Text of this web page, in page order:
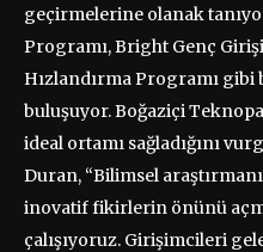
geçirmelerine olanak
Programı, Bright Genç
Hızlandırma Programı
buluşuyor. Boğaziçi
ideal ortamı sağladığını
Duran, “Bilimsel
inovatif fikirlerin önünü
çalışıyoruz. Girişimcileri